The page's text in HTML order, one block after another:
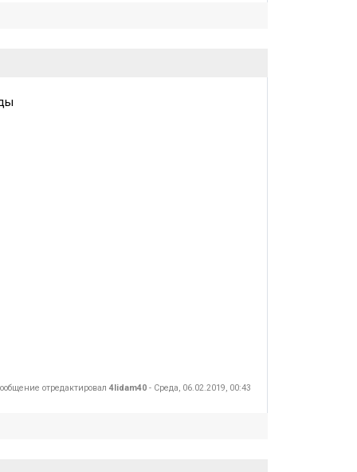
отредактировал 4lidam40 - Среда, 06.02.2019, 00:43